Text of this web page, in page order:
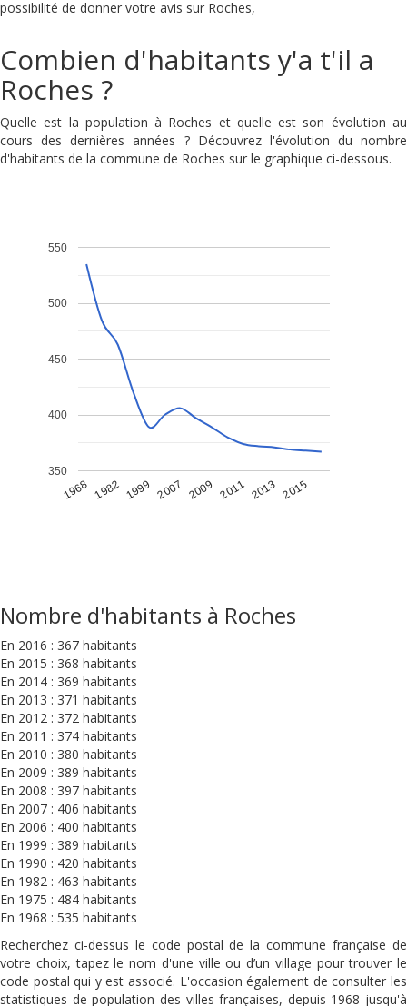
possibilité de donner votre avis sur Roches,
Combien d'habitants y'a t'il a
Roches ?
Quelle est la population à Roches et quelle est son évolution au
cours des dernières années ? Découvrez l'évolution du nombre
d'habitants de la commune de Roches sur le graphique ci-dessous.
1968 1982 1999 2007 2009 2011 2013 2015
350
400
450
500
550
Nombre d'habitants à Roches
En 2016 : 367 habitants
En 2015 : 368 habitants
En 2014 : 369 habitants
En 2013 : 371 habitants
En 2012 : 372 habitants
En 2011 : 374 habitants
En 2010 : 380 habitants
En 2009 : 389 habitants
En 2008 : 397 habitants
En 2007 : 406 habitants
En 2006 : 400 habitants
En 1999 : 389 habitants
En 1990 : 420 habitants
En 1982 : 463 habitants
En 1975 : 484 habitants
En 1968 : 535 habitants
Recherchez ci-dessus le code postal de la commune française de
votre choix, tapez le nom d'une ville ou d’un village pour trouver le
code postal qui y est associé. L'occasion également de consulter les
statistiques de population des villes françaises, depuis 1968 jusqu'à